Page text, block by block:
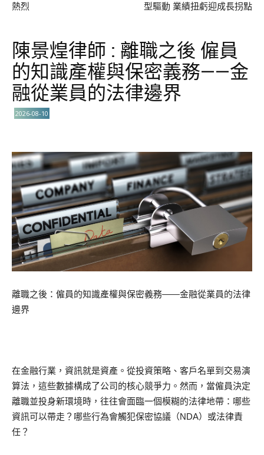
熱烈
型驅動 業績扭虧迎成長拐點
陳景煌律師 : 離職之後 僱員
的知識產權與保密義務——金
融從業員的法律邊界
2026-08-10
離職之後：僱員的知識產權與保密義務——金融從業員的法律
邊界
在金融行業，資訊就是資產。從投資策略、客戶名單到交易演
算法，這些數據構成了公司的核心競爭力。然而，當僱員決定
離職並投身新環境時，往往會面臨一個模糊的法律地帶：哪些
資訊可以帶走？哪些行為會觸犯保密協議（NDA）或法律責
任？